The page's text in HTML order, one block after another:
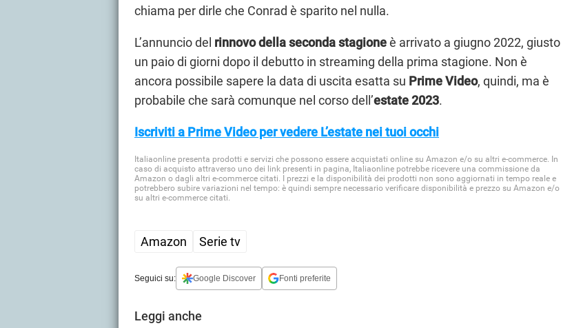
chiama per dirle che Conrad è sparito nel nulla.
L’annuncio del rinnovo della seconda stagioneè arrivato a giugno 2022, giusto
un paio di giorni dopo il debutto in streaming della prima stagione. Non è
ancora possibile sapere la data di uscita esatta su Prime Video, quindi, ma è
probabile che sarà comunque nel corso dell’estate 2023.
Iscriviti a Prime Video per vedere L’estate nei tuoi occhi
Italiaonline presenta prodotti e servizi che possono essere acquistati online su Amazon e/o su altri e-commerce. In
caso di acquisto attraverso uno dei link presenti in pagina, Italiaonline potrebbe ricevere una commissione da
Amazon o dagli altri e-commerce citati. I prezzi e la disponibilità dei prodotti non sono aggiornati in tempo reale e
potrebbero subire variazioni nel tempo: è quindi sempre necessario verificare disponibilità e prezzo su Amazon e/o
su altri e-commerce citati.
Amazon Serie tv
Seguici su: Google Discover Fonti preferite
Leggi anche